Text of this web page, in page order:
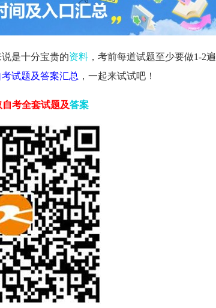
是十分宝贵的资料 ，考前每道试题至少要做1-2
试题及答案汇总 ，一起来试试吧！
考全套试题及答案